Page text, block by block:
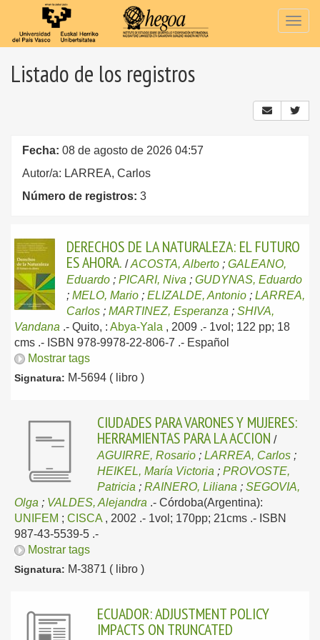
Listado de los registros
Fecha: 08 de agosto de 2026 04:57
Autor/a: LARREA, Carlos
Número de registros: 3
DERECHOS DE LA NATURALEZA: EL FUTURO
ES AHORA. /ACOSTA, Alberto ; GALEANO,
Eduardo ; PICARI, Niva ; GUDYNAS, Eduardo
; MELO, Mario ; ELIZALDE, Antonio ; LARREA,
Carlos ; MARTINEZ, Esperanza ; SHIVA,
Vandana .- Quito, : Abya-Yala , 2009 .- 1vol; 122 pp; 18
cms .- ISBN 978-9978-22-806-7 .- Español
Mostrar tags
Signatura: M-5694 ( libro )
CIUDADES PARA VARONES Y MUJERES:
HERRAMIENTAS PARA LA ACCION /
AGUIRRE, Rosario ; LARREA, Carlos ;
HEIKEL, María Victoria ; PROVOSTE,
Patricia ; RAINERO, Liliana ; SEGOVIA,
Olga ; VALDES, Alejandra .- Córdoba(Argentina):
UNIFEM ; CISCA , 2002 .- 1vol; 170pp; 21cms .- ISBN
987-43-5539-5 .-
Mostrar tags
Signatura: M-3871 ( libro )
ECUADOR: ADJUSTMENT POLICY
IMPACTS ON TRUNCATED